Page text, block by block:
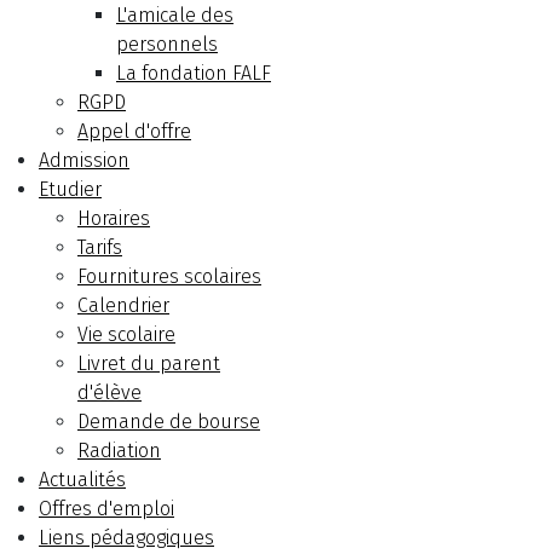
L'amicale des
personnels
La fondation FALF
RGPD
Appel d'offre
Admission
Etudier
Horaires
Tarifs
Fournitures scolaires
Calendrier
Vie scolaire
Livret du parent
d'élève
Demande de bourse
Radiation
Actualités
Offres d'emploi
Liens pédagogiques